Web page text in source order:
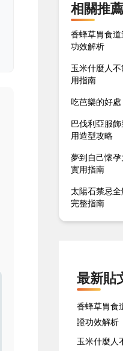
相關推薦
香蜂草胃食
功效解析
玉米什麼人
用指南
吃芭樂的好
巴伐利亞服
用造型攻略
夢到自己懷
實用指南
太陽石禁忌
完整指南
最新貼
香蜂草胃食
證功效解析
玉米什麼人